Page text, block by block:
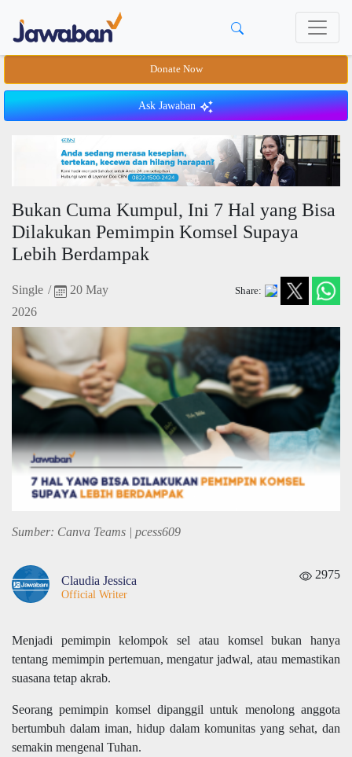
Donate Now
Ask Jawaban
Bukan Cuma Kumpul, Ini 7 Hal yang Bisa
Dilakukan Pemimpin Komsel Supaya
Lebih Berdampak
Single /
20 May
2026
Share:
Sumber: Canva Teams | pcess609
Claudia Jessica
Official Writer
2975
Menjadi pemimpin kelompok sel atau komsel bukan hanya
tentang memimpin pertemuan, mengatur jadwal, atau memastikan
suasana tetap akrab.
Seorang pemimpin komsel dipanggil untuk menolong anggota
bertumbuh dalam iman, hidup dalam komunitas yang sehat, dan
semakin mengenal Tuhan.